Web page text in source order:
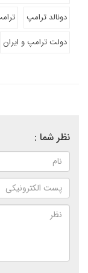
دونالد ترامپ
دولت ترامپ و ایران
نظر شما :